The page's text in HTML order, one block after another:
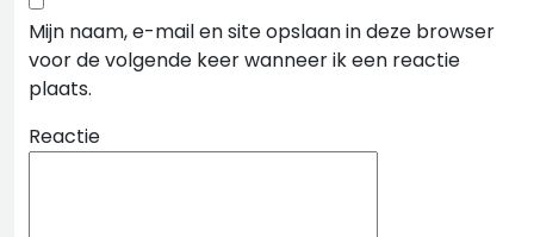
Mijn naam, e-mail en site opslaan in deze browser
voor de volgende keer wanneer ik een reactie
plaats.
Reactie